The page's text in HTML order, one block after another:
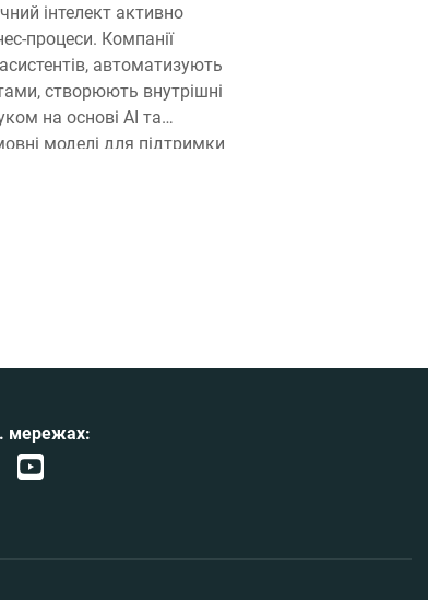
інтелект активно
процеси. Компанії
автоматизують
створюють внутрішні
на основі AI та
моделі для підтримки
Водночас під час
мережах: